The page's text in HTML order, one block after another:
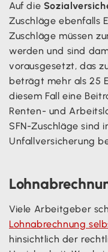
Auf die
Zuschläge ebenfalls
Zuschläge müssen
werden und sind
vorausgesetzt, das
beträgt mehr als 25
diesem Fall eine
Renten- und
SFN-Zuschläge sind
Unfallversicherung
Viele Arbeitgeber
Lohnabrechnung
hinsichtlich der